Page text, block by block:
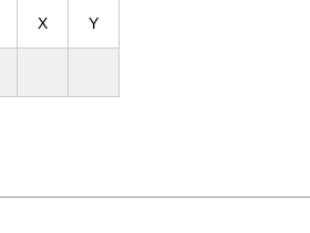
X Y